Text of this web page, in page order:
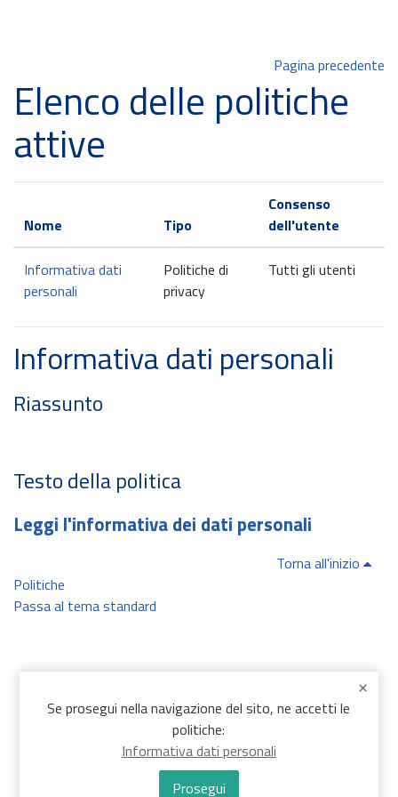
Pagina precedente
Elenco delle politiche
attive
Nome Tipo
Consenso
dell'utente
Informativa dati
personali
Politiche di
privacy
Tutti gli utenti
Informativa dati personali
Riassunto
Testo della politica
Leggi l'informativa dei dati personali
Torna all'inizio
Politiche
Passa al tema standard
Se prosegui nella navigazione del sito, ne accetti le
politiche:
Informativa dati personali
Prosegui